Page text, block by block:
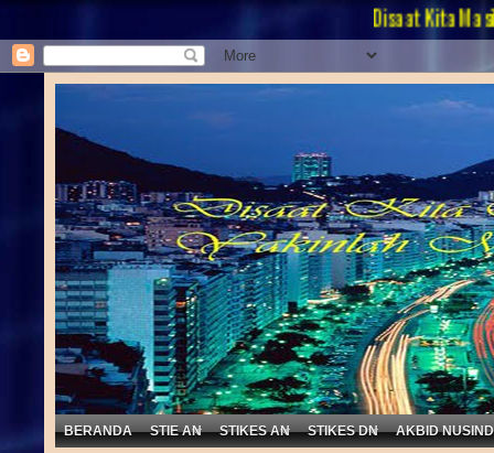
Disaat Kita Masih
BERANDA STIE AN STIKES AN STIKES DN AKBID